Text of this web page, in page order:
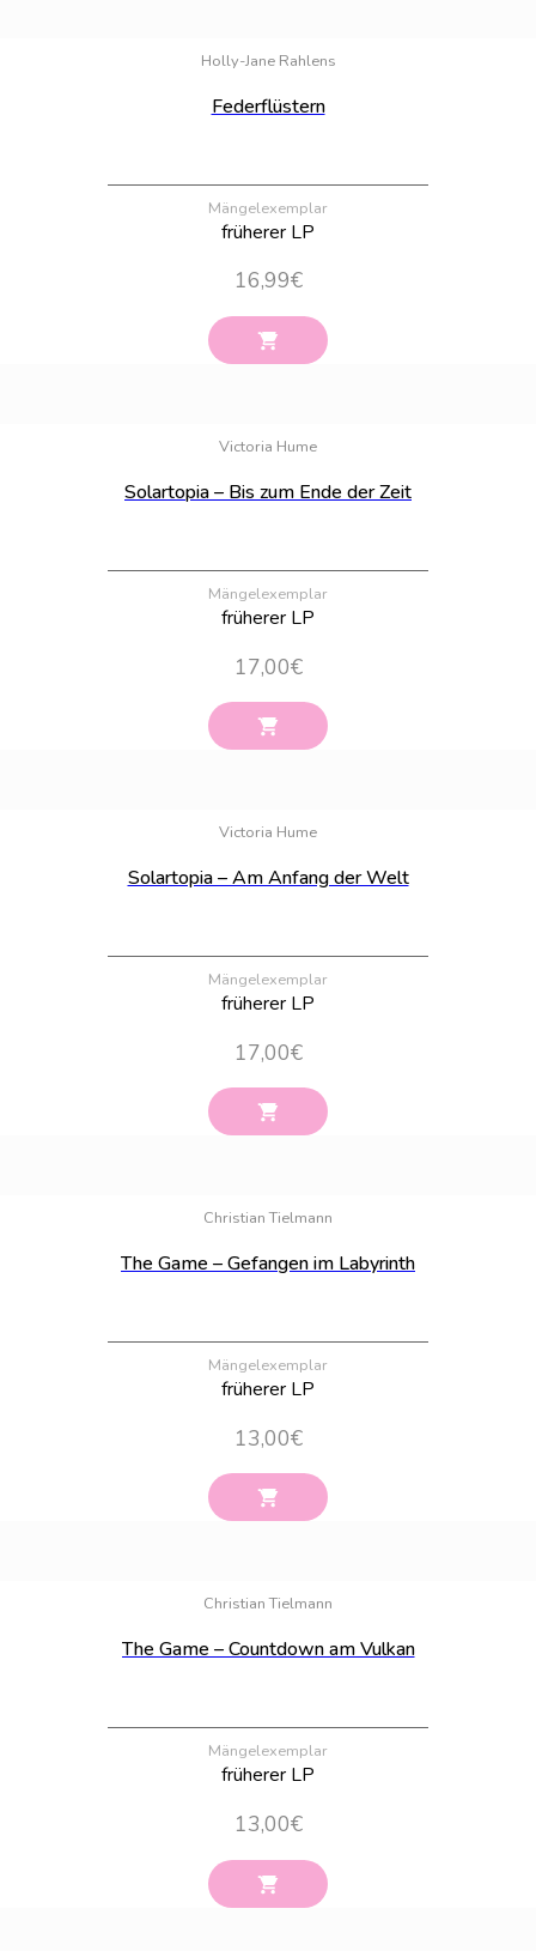
Holly-Jane Rahlens
Federflüstern
Mängelexemplar
früherer LP
16,99€
Victoria Hume
Solartopia – Bis zum Ende der Zeit
Mängelexemplar
früherer LP
17,00€
Victoria Hume
Solartopia – Am Anfang der Welt
Mängelexemplar
früherer LP
17,00€
Christian Tielmann
The Game – Gefangen im Labyrinth
Mängelexemplar
früherer LP
13,00€
Christian Tielmann
The Game – Countdown am Vulkan
Mängelexemplar
früherer LP
13,00€